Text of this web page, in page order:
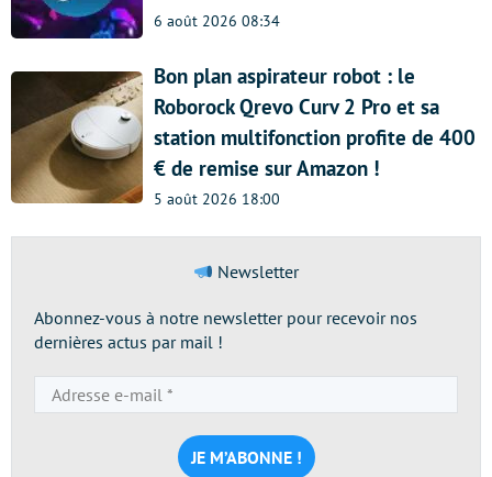
6 août 2026 08:34
Bon plan aspirateur robot : le
Roborock Qrevo Curv 2 Pro et sa
station multifonction profite de 400
€ de remise sur Amazon !
5 août 2026 18:00
Newsletter
Abonnez-vous à notre newsletter pour recevoir nos
dernières actus par mail !
e-
mail
*